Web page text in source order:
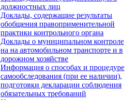
должностных лиц
Доклады, содержащие результаты
обобщения правоприменительной
практики контрольного органа
Доклады о муниципальном контроле
на на автомобильном транспорте и в
дорожном хозяйстве
Информация о способах и процедуре
самообследования (при ее наличии),
подготовки декларации соблюдения
обязательных требований